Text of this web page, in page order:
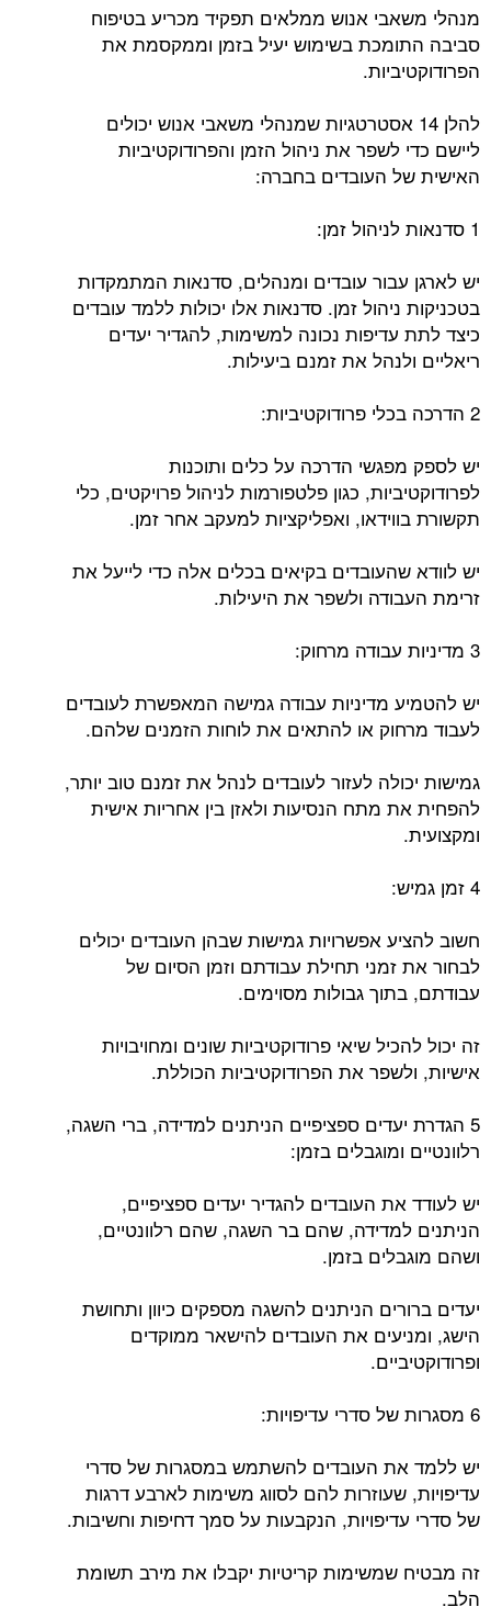
מנהלי משאבי אנוש ממלאים תפקיד מכריע בטיפוח
סביבה התומכת בשימוש יעיל בזמן וממקסמת את
הפרודוקטיביות.
להלן 14 אסטרטגיות שמנהלי משאבי אנוש יכולים
ליישם כדי לשפר את ניהול הזמן והפרודוקטיביות
האישית של העובדים בחברה:
1 סדנאות לניהול זמן:
יש לארגן עבור עובדים ומנהלים, סדנאות המתמקדות
בטכניקות ניהול זמן. סדנאות אלו יכולות ללמד עובדים
כיצד לתת עדיפות נכונה למשימות, להגדיר יעדים
ריאליים ולנהל את זמנם ביעילות.
2 הדרכה בכלי פרודוקטיביות:
יש לספק מפגשי הדרכה על כלים ותוכנות
לפרודוקטיביות, כגון פלטפורמות לניהול פרויקטים, כלי
תקשורת בווידאו, ואפליקציות למעקב אחר זמן.
יש לוודא שהעובדים בקיאים בכלים אלה כדי לייעל את
זרימת העבודה ולשפר את היעילות.
3 מדיניות עבודה מרחוק:
יש להטמיע מדיניות עבודה גמישה המאפשרת לעובדים
לעבוד מרחוק או להתאים את לוחות הזמנים שלהם.
גמישות יכולה לעזור לעובדים לנהל את זמנם טוב יותר,
להפחית את מתח הנסיעות ולאזן בין אחריות אישית
ומקצועית.
4 זמן גמיש:
חשוב להציע אפשרויות גמישות שבהן העובדים יכולים
לבחור את זמני תחילת עבודתם וזמן הסיום של
עבודתם, בתוך גבולות מסוימים.
זה יכול להכיל שיאי פרודוקטיביות שונים ומחויבויות
אישיות, ולשפר את הפרודוקטיביות הכוללת.
5 הגדרת יעדים ספציפיים הניתנים למדידה, ברי השגה,
רלוונטיים ומוגבלים בזמן:
יש לעודד את העובדים להגדיר יעדים ספציפיים,
הניתנים למדידה, שהם בר השגה, שהם רלוונטיים,
ושהם מוגבלים בזמן.
יעדים ברורים הניתנים להשגה מספקים כיוון ותחושת
הישג, ומניעים את העובדים להישאר ממוקדים
ופרודוקטיביים.
6 מסגרות של סדרי עדיפויות:
יש ללמד את העובדים להשתמש במסגרות של סדרי
עדיפויות, שעוזרות להם לסווג משימות לארבע דרגות
של סדרי עדיפויות, הנקבעות על סמך דחיפות וחשיבות.
זה מבטיח שמשימות קריטיות יקבלו את מירב תשומת
הלב.